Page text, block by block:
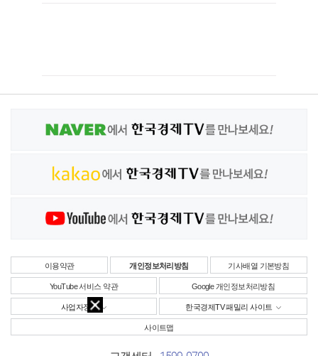
이용약관 개인정보처리방침 기사배열 기본방침
YouTube 서비스 약관 Google 개인정보처리방침
사업자정보 한국경제TV 패밀리 사이트
사이트맵